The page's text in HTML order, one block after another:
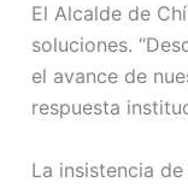
El Alcalde de
soluciones.
el avance de
respuesta
La insistencia